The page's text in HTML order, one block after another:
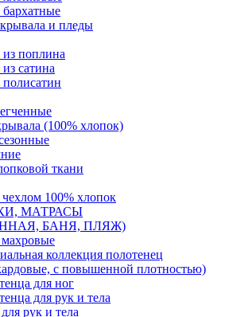
и пледы
поплина
сатина
(100% хлопок)
ткани
100% хлопок
МАТРАСЫ
БАНЯ, ПЛЯЖ)
коллекция полотенец
с повышенной плотностью)
для ног
для рук и тела
рук и тела